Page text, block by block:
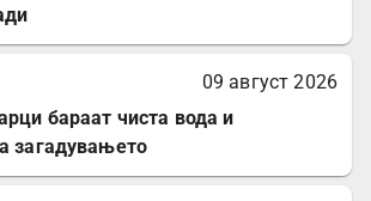
09 август 2026
бараат чиста вода и
загадувањето